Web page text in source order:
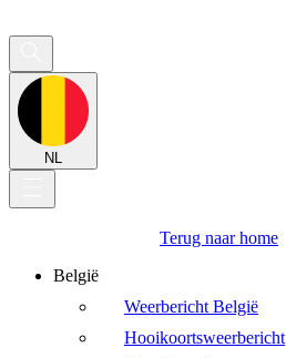
NL
Terug naar home
België
Weerbericht België
Hooikoortsweerbericht